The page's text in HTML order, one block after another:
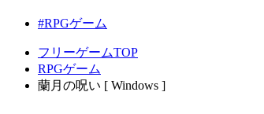
#RPGゲーム
フリーゲームTOP
RPGゲーム
蘭月の呪い [ Windows ]